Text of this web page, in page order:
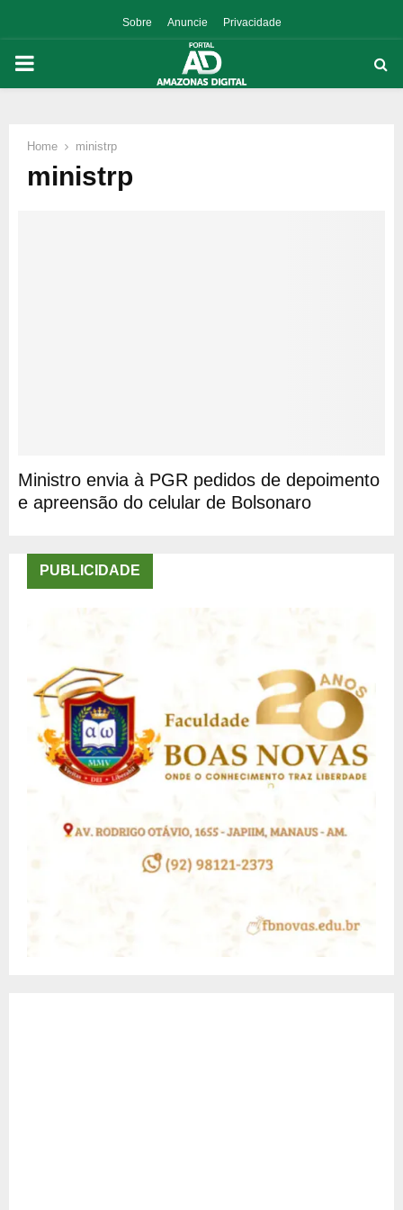
Sobre Anuncie Privacidade
PRIMARY
Home ministrp
ministrp
Ministro envia à PGR pedidos de depoimento
e apreensão do celular de Bolsonaro
PUBLICIDADE